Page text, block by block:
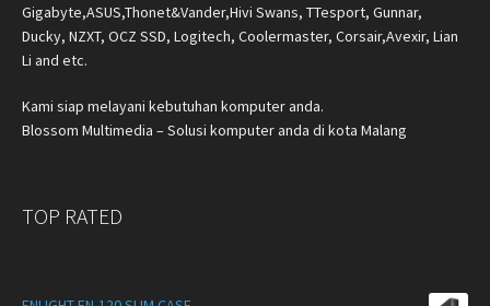
Gigabyte,ASUS,Thonet&Vander,Hivi Swans, TTesport, Gunnar,
Ducky, NZXT, OCZ SSD, Logitech, Coolermaster, Corsair,Avexir, Lian
Li and etc.
Kami siap melayani kebutuhan komputer anda.
Blossom Multimedia – Solusi komputer anda di kota Malang
TOP RATED